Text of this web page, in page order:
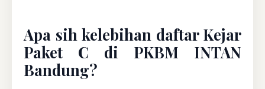
Apa sih kelebihan daftar Kejar
Paket C di PKBM INTAN
Bandung?